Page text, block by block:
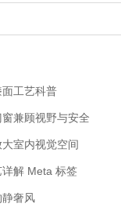
工艺科普
兼顾视野与安全
室内视觉空间
解 Meta 标签
奢风